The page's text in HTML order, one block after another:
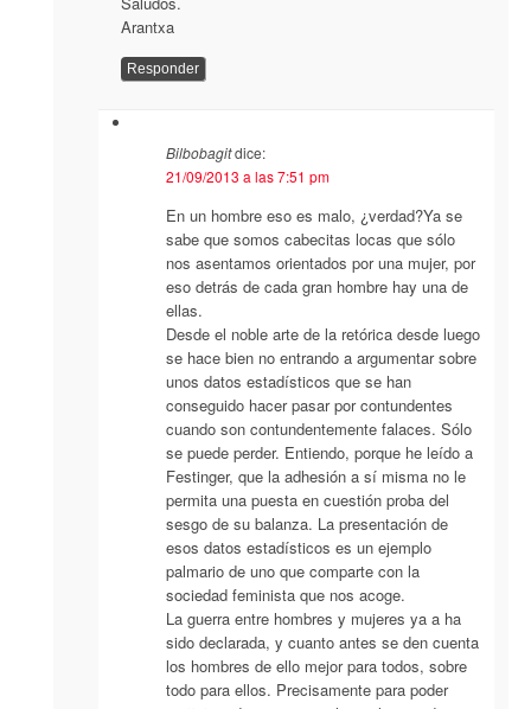
Arantxa
Responder
Bilbobagitdice:
21/09/2013 a las 7:51 pm
En un hombre eso es malo, ¿verdad?Ya se
sabe que somos cabecitas locas que sólo
nos asentamos orientados por una mujer, por
eso detrás de cada gran hombre hay una de
ellas.
Desde el noble arte de la retórica desde luego
se hace bien no entrando a argumentar sobre
unos datos estadísticos que se han
conseguido hacer pasar por contundentes
cuando son contundentemente falaces. Sólo
se puede perder. Entiendo, porque he leído a
Festinger, que la adhesión a sí misma no le
permita una puesta en cuestión proba del
sesgo de su balanza. La presentación de
esos datos estadísticos es un ejemplo
palmario de uno que comparte con la
sociedad feminista que nos acoge.
La guerra entre hombres y mujeres ya a ha
sido declarada, y cuanto antes se den cuenta
los hombres de ello mejor para todos, sobre
todo para ellos. Precisamente para poder